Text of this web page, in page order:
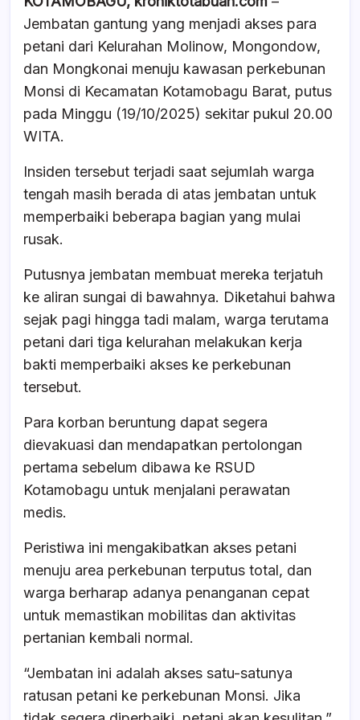
c
e
b
o
o
k
at
s
A
p
p
e
a
d
s
ar
e
Jembatan gantung yang menjadi akses para
petani dari Kelurahan Molinow, Mongondow,
dan Mongkonai menuju kawasan perkebunan
Monsi di Kecamatan Kotamobagu Barat, putus
pada Minggu (19/10/2025) sekitar pukul 20.00
WITA.
Insiden tersebut terjadi saat sejumlah warga
tengah masih berada di atas jembatan untuk
memperbaiki beberapa bagian yang mulai
rusak.
Putusnya jembatan membuat mereka terjatuh
ke aliran sungai di bawahnya. Diketahui bahwa
sejak pagi hingga tadi malam, warga terutama
petani dari tiga kelurahan melakukan kerja
bakti memperbaiki akses ke perkebunan
tersebut.
Para korban beruntung dapat segera
dievakuasi dan mendapatkan pertolongan
pertama sebelum dibawa ke RSUD
Kotamobagu untuk menjalani perawatan
medis.
Peristiwa ini mengakibatkan akses petani
menuju area perkebunan terputus total, dan
warga berharap adanya penanganan cepat
untuk memastikan mobilitas dan aktivitas
pertanian kembali normal.
“Jembatan ini adalah akses satu-satunya
ratusan petani ke perkebunan Monsi. Jika